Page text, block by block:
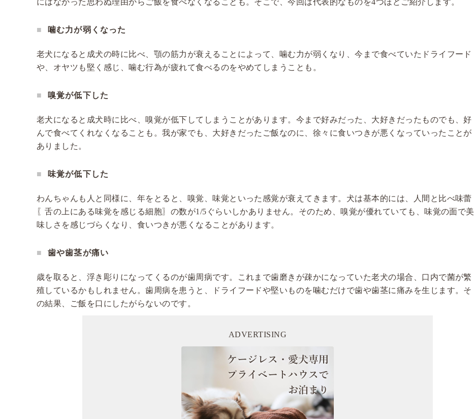
噛む力が弱くなった
老犬になると成犬の時に比べ、顎の筋力が衰えることによって、噛む力が弱くなり、今まで食べていたドライフード
や、オヤツも堅く感じ、噛む行為が疲れて食べるのをやめてしまうことも。
嗅覚が低下した
老犬になると成犬時に比べ、嗅覚が低下してしまうことがあります。今まで好みだった、大好きだったものでも、好
んで食べてくれなくなることも。我が家でも、大好きだったご飯なのに、徐々に食いつきが悪くなっていったことが
ありました。
味覚が低下した
わんちゃんも人と同様に、年をとると、嗅覚、味覚といった感覚が衰えてきます。犬は基本的には、人間と比べ味蕾
〖舌の上にある味覚を感じる細胞〗の数が1/5ぐらいしかありません。そのため、嗅覚が優れていても、味覚の面で美
味しさを感じづらくなり、食いつきが悪くなることがあります。
歯や歯茎が痛い
歳を取ると、浮き彫りになってくるのが歯周病です。これまで歯磨きが疎かになっていた老犬の場合、口内で菌が繁
殖しているかもしれません。歯周病を患うと、ドライフードや堅いものを噛むだけで歯や歯茎に痛みを生じます。そ
の結果、ご飯を口にしたがらないのです。
ADVERTISING